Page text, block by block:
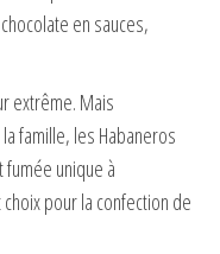
en sauces,
extrême. Mais
famille, les Habaneros
unique à
pour la confection de